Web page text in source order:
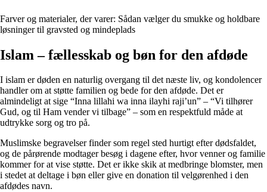
Farver og materialer, der varer: Sådan vælger du smukke og holdbare
løsninger til gravsted og mindeplads
Islam – fællesskab og bøn for den afdøde
I islam er døden en naturlig overgang til det næste liv, og kondolencer
handler om at støtte familien og bede for den afdøde. Det er
almindeligt at sige “Inna lillahi wa inna ilayhi raji’un” – “Vi tilhører
Gud, og til Ham vender vi tilbage” – som en respektfuld måde at
udtrykke sorg og tro på.
Muslimske begravelser finder som regel sted hurtigt efter dødsfaldet,
og de pårørende modtager besøg i dagene efter, hvor venner og familie
kommer for at vise støtte. Det er ikke skik at medbringe blomster, men
i stedet at deltage i bøn eller give en donation til velgørenhed i den
afdødes navn.